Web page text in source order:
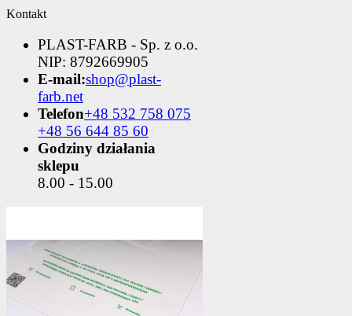
Kontakt
PLAST-FARB - Sp. z o.o.
NIP: 8792669905
E-mail:shop@plast-
farb.net
Telefon+48 532 758 075
+48 56 644 85 60
Godziny działania
sklepu
8.00 - 15.00